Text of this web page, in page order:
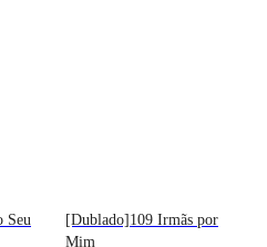
Seu
[Dublado]109 Irmãs por
Mim